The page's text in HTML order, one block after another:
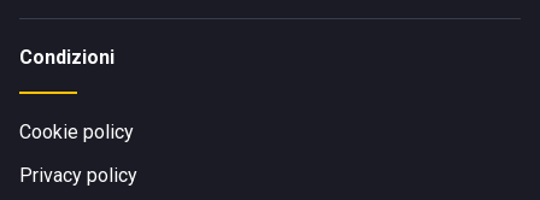
Condizioni
Cookie policy
Privacy policy